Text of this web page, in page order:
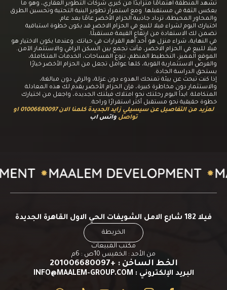
تشهد المنطقة اهتمامًا متزايدًا من كبرى شركات التطوير العقاري، وهو ما
يعكس الثقة في مستقبلها. ومع استمرار تطوير البنية التحتية وتحسين الطرق
والمحاور المحيطة، تزداد جاذبية الحزام الأخضر عامًا بعد عام.
اختيارك اليوم لشراء فيلا للبيع في الحزام الاخضر قد يكون خطوة استباقية
تضمن لك الاستفادة من ارتفاع القيمة مستقبلًا.
في النهاية، شراء منزل هو أحد أهم القرارات في حياتك. وعندما يكون الاختيار هو
فيلا للبيع في الحزام الاخضر، فأنت تجمع بين السكن الراقي والاستثمار الآمن.
الموقع المميز، التخطيط المنظم، تنوع المساحات، الخدمات المتكاملة،
والفرص الاستثمارية القوية، كلها عوامل تجعل من الحزام الأخضر خيارًا
يستحق الدراسة الجادة.
إذا كنت تبحث عن بيئة تمنحك الهدوء دون عزلة، والرقي دون مبالغة،
والاستثمار دون مخاطرة كبيرة، فإن الحزام الأخضر يقدم لك هذه المعادلة
المتكاملة. ابدأ اليوم رحلتك نحو امتلاك فيلتك الجديدة، واجعل من اختيارك
خطوة حقيقية نحو مستقبل أكثر استقرارًا وراحة.
لمزيد من التفاصيل عن سيسيلي زايد الجديدة كلمنا الان 01006680097 او
تواصل واتس اب
فيلا 182 شارع الامل الشويفات الحي الاول القاهرة الجديدة
الخريطة
مكتب المبيعات
من الأحد : الخميس 10ص : 6م
الخط الساخن :
+201006680097
البريد الإلكتروني :
INFO@MAALEM-GROUP.COM